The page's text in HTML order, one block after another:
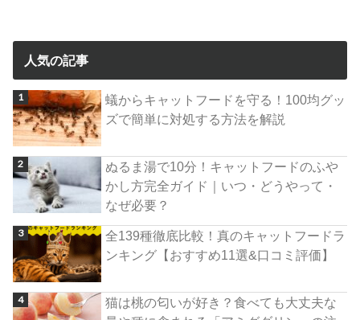
人気の記事
蟻からキャットフードを守る！100均グッ
ズで簡単に対処する方法を解説
ぬるま湯で10分！キャットフードのふや
かし方完全ガイド｜いつ・どうやって・
なぜ必要？
全139種徹底比較！真のキャットフードラ
ンキング【おすすめ11選&口コミ評価】
猫は桃の匂いが好き？食べても大丈夫な